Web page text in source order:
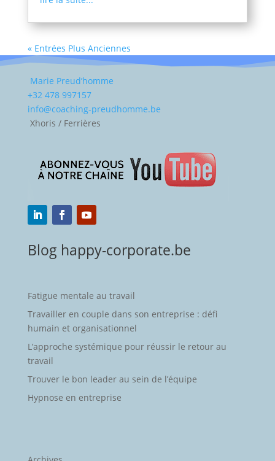
« Entrées Plus Anciennes
Marie Preud’homme
+32 478 997157
info@coaching-preudhomme.be
Xhoris / Ferrières
Blog happy-corporate.be
Fatigue mentale au travail
Travailler en couple dans son entreprise : défi
humain et organisationnel
L’approche systémique pour réussir le retour au
travail
Trouver le bon leader au sein de l’équipe
Hypnose en entreprise